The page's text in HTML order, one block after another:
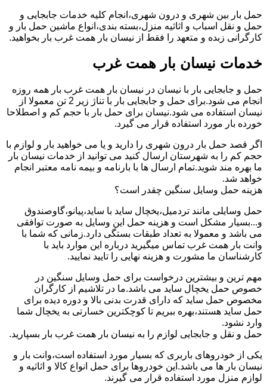
حمل بار بین شهری و درون شهری،انجام کلیه خدمات جابجایی و
حمل و نقل اسباب و اثاثیه منزل،بسته بندی،انواع ماشین حمل بار و
کارگرانی زبده و متعهد را فقط از نیسان بار همت غرب بار بخواهید.
خدمات نیسان بار همت غرب
حمل و جابجایی بار با نیسان در نیسان بار همت غرب بار همه روزه
انجام می شود.برای حمل و جابجایی بار با تناژ زیر 2 تن معمولا از
نیسان استفاده می شود.نیسان برای حمل بار با حجم کم و اصطلاحا
خورده بار مورد استفاده قرار می گیرد.
اگر قصد حمل بار درون شهری را دارید و یا می خواهید بار و لوازم با
حجم کم را به شهرستان ارسال کنید می توانید از خدمات نیسان بار
ما بهره مند شوید.تمام ارسال ها با بارنامه و بیمه نامه معتبر انجام
خواهد شد.
هزینه حمل وسایل سنگین چقدر است؟
حمل وسایلی مانند تردمیل،یخچال ساید با ساید،پیانو،گاوصندوق
و...بسیار مشکل است و هزینه حمل این وسایل به صورت توافقی
می باشد و معمولا به تعداد طبقات بستگی دارد.زمانی که شما با
وانت بار همت غرب تماس میگیرید درباره این موارد باید با
کارشناسان ما مشورت و هزینه نهایی را تایید نمایید.
مهم ترین و بیشترین درخواست برای حمل وسایل سنگین در
خصوص حمل یخچال ساید می باشد.ما در تلاشیم از کارگران
مخصوص حمل ساید که دارای قدرت بدنی بالا و دوره دیده برای
حمل ساید هستند،بهره ببریم تا کوچکترین خسارتی به یخچال شما
وارد نشود.
حمل و نقل و جابجایی لوازم را به نیسان بار همت غرب بار بسپارید.
یکی از خودروهای باربری که بسیار مورد استفاده است،وانت بار و
نیسان بار ها می باشد.این خودروها برای حمل انواع کالا و اثاثیه و
لوازم منزل مورد استفاده قرار می گیرند.